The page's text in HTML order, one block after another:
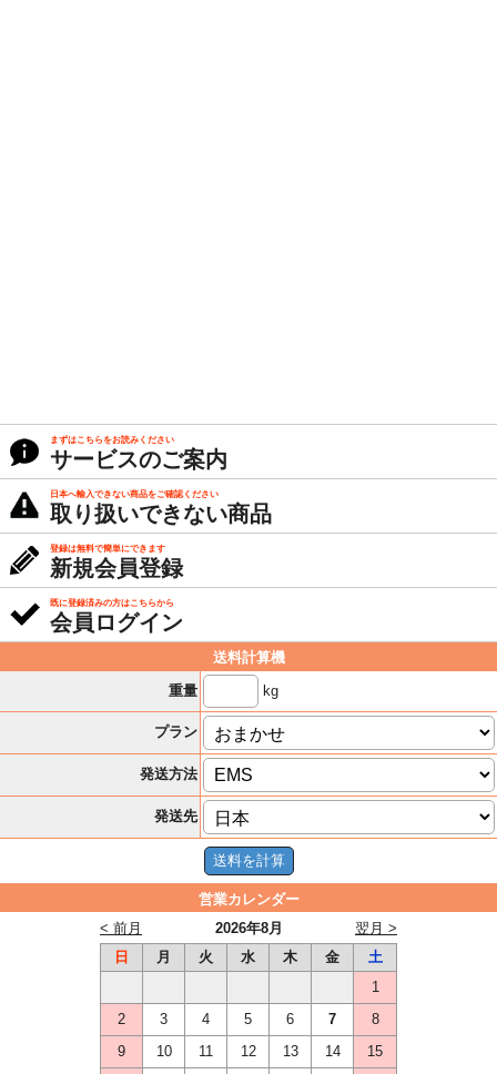
まずはこちらをお読みください
サービスのご案内
日本へ輸入できない商品をご確認ください
取り扱いできない商品
登録は無料で簡単にできます
新規会員登録
既に登録済みの方はこちらから
会員ログイン
送料計算機
重量
kg
プラン
発送方法
発送先
営業カレンダー
2026年8月
< 前月
翌月 >
日
月 火 水 木 金
土
1
2
3 4 5 6 7
8
9
10 11 12 13 14
15